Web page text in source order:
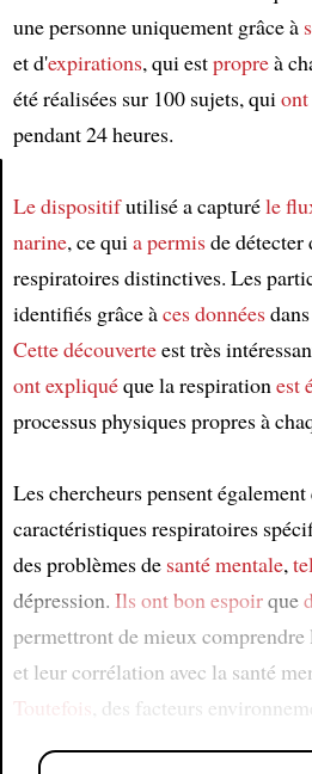
une personne uniquement grâce à
et d'expirations, qui estpropreà
été réalisées sur 100 sujets, qui
pendant 24 heures.
Le dispositifutilisé a capturéle
narine, ce qui a permisde détecter
respiratoires distinctives. Les
identifiés grâce àces donnéesdans
Cette découverteest très
ont expliquéque la respiration est
processus physiques propres à
Les chercheurs pensent
caractéristiques respiratoires
des problèmes de santé mentale,
dépression. Ils ont bon espoirque
permettront de mieux comprendre
et leur corrélation avec la santé
Toutefois
, des facteurs